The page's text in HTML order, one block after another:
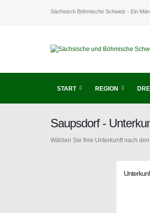
Sächsisch Böhmische Schweiz - Ein
START REGION
Saupsdorf -
Wählen Sie Ihre Unterkunft nach